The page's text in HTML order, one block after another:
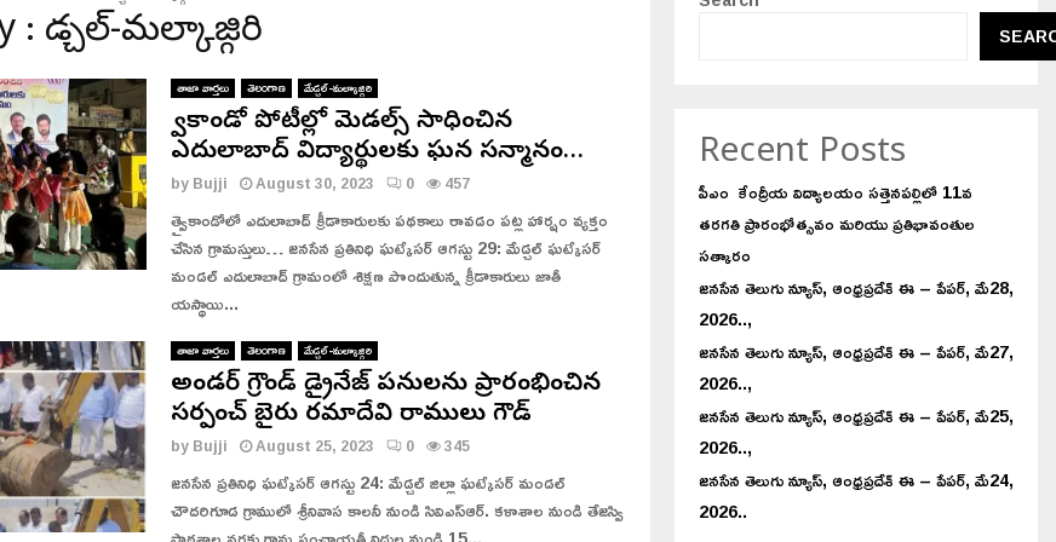
పా
కి
బి
షా
క్
.
డ
ని
ర్భి
ణి
కి
పు
రు
డు
పో
సి
స
ర
1
0
8
సి
బ్బం
ది
: మేడ్చల్-మల్కాజ్గిరి
తాజా వార్తలు తెలంగాణ మేడ్చల్-మల్కాజ్గిరి
త్వైకాండో పోటీల్లో మెడల్స్ సాధించిన
ఎదులాబాద్ విద్యార్థులకు ఘన సన్మానం…
byBujji August 30, 2023 0 457
త్వైకాండోలో ఎదులాబాద్ క్రీడాకారులకు పథకాలు రావడం పట్ల హార్షం వ్యక్తం
చేసిన గ్రామస్తులు… జనసేన ప్రతినిధి ఘట్కేసర్ ఆగస్టు 29: మేడ్చల్ ఘట్కేసర్
మండల్ ఎదులాబాద్ గ్రామంలో శిక్షణ పొందుతున్న క్రీడాకారులు జాతీ
యస్థాయి...
తాజా వార్తలు తెలంగాణ మేడ్చల్-మల్కాజ్గిరి
అండర్ గ్రౌండ్ డ్రైనేజ్ పనులను ప్రారంభించిన
సర్పంచ్ బైరు రమాదేవి రాములు గౌడ్
byBujji August 25, 2023 0 345
జనసేన ప్రతినిధి ఘట్కేసర్ ఆగస్టు 24: మేడ్చల్ జిల్లా ఘట్కేసర్ మండల్
చౌదరిగూడ గ్రాములో శ్రీనివాస కాలనీ నుండి సివిఎస్ఆర్. కళాశాల నుండి తేజస్వి
Recent Posts
పీఎం కేంద్రీయ విద్యాలయం సత్తెనపల్లిలో 11వ
తరగతి ప్రారంభోత్సవం మరియు ప్రతిభావంతుల
సత్కారం
జనసేన తెలుగు న్యూస్, ఆంధ్రప్రదేశ్ ఈ – పేపర్, మే28,
2026..,
జనసేన తెలుగు న్యూస్, ఆంధ్రప్రదేశ్ ఈ – పేపర్, మే27,
2026..,
జనసేన తెలుగు న్యూస్, ఆంధ్రప్రదేశ్ ఈ – పేపర్, మే25,
2026..,
జనసేన తెలుగు న్యూస్, ఆంధ్రప్రదేశ్ ఈ – పేపర్, మే24,
2026..